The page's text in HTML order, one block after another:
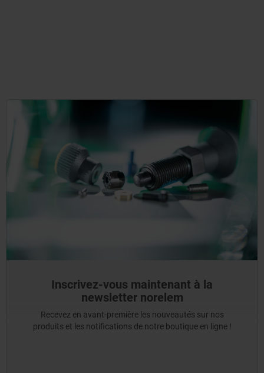
Inscrivez-vous maintenant à la
newsletter norelem
Recevez en avant-première les nouveautés sur nos
produits et les notifications de notre boutique en ligne !